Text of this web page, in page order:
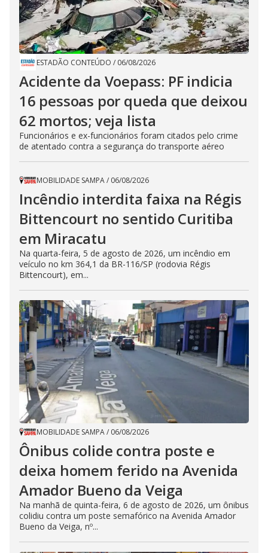
ESTADÃO CONTEÚDO / 06/08/2026
Acidente da Voepass: PF indicia
16 pessoas por queda que deixou
62 mortos; veja lista
Funcionários e ex-funcionários foram citados pelo crime
de atentado contra a segurança do transporte aéreo
MOBILIDADE SAMPA/ 06/08/2026
Incêndio interdita faixa na Régis
Bittencourt no sentido Curitiba
em Miracatu
Na quarta-feira, 5 de agosto de 2026, um incêndio em
veículo no km 364,1 da BR-116/SP (rodovia Régis
Bittencourt), em...
MOBILIDADE SAMPA/ 06/08/2026
Ônibus colide contra poste e
deixa homem ferido na Avenida
Amador Bueno da Veiga
Na manhã de quinta-feira, 6 de agosto de 2026, um ônibus
colidiu contra um poste semafórico na Avenida Amador
Bueno da Veiga, nº...